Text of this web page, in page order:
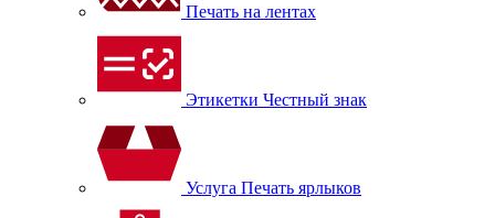
Печать на лентах
Этикетки Честный знак
Услуга Печать ярлыков